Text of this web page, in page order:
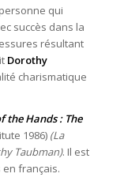
qui
succès dans la
résultant
Dorothy
charismatique
the Hands : The
1986) (La
Taubman). Il est
en français.